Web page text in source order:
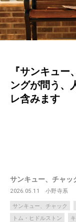
『サンキュ
ングが問う
レ含みます
サンキュー、チャッ
2026.05.11 小野寺系
サンキュー、チャック
トム・ヒドルストン